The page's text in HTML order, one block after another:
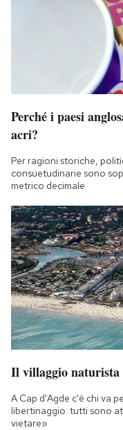
Perché i paesi
acri?
Per ragioni storiche,
consuetudinarie sono
metrico decimale
Il villaggio naturista
A Cap d'Agde c'è chi va
libertinaggio: tutti sono
vietare»